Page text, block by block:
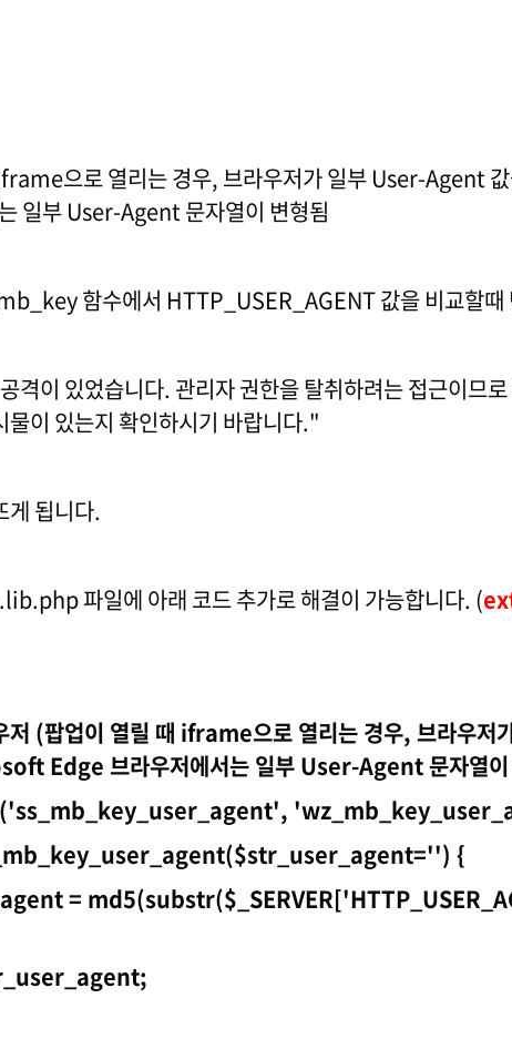
으로 열리는 경우, 브라우저가 일부 User-Agent
일부 User-Agent 문자열이 변형됨
함수에서 HTTP_USER_AGENT 값을 비교할때
격이 있었습니다. 관리자 권한을 탈취하려는 접근이므
물이 있는지 확인하시기 바랍니다."
게 됩니다.
파일에 아래 코드 추가로 해결이 가능합니다. (
저 (팝업이 열릴 때 iframe으로 열리는 경우, 브라우
Edge 브라우저에서는 일부 User-Agent 문자열이
{
=